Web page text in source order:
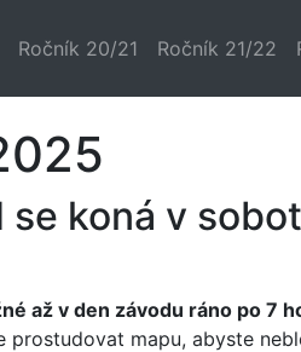
Ročník 20/21 Ročník 21/22
koná v
až v den závodu ráno po 7
prostudovat mapu, abyste